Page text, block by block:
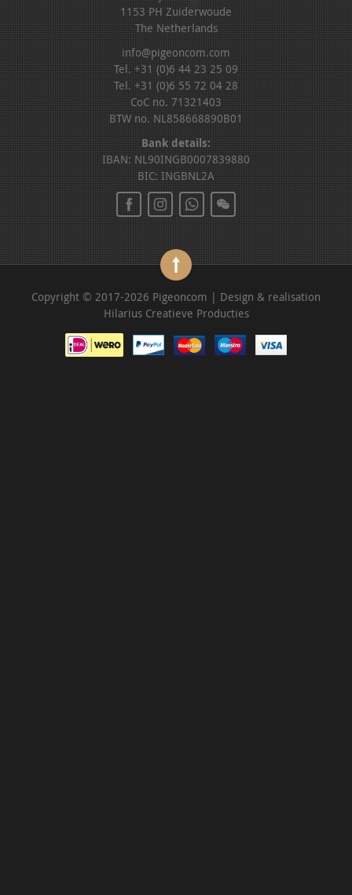
1153 PH Zuiderwoude
The Netherlands
info@pigeoncom.com
Tel. +31 (0)6 44 23 25 09
Tel. +31 (0)6 55 72 04 28
CoC no. 71321403
BTW no. NL858668890B01
Bank details:
IBAN: NL90INGB0007839880
BIC: INGBNL2A
Copyright © 2017-2026 Pigeoncom | Design & realisation
Hilarius Creatieve Producties